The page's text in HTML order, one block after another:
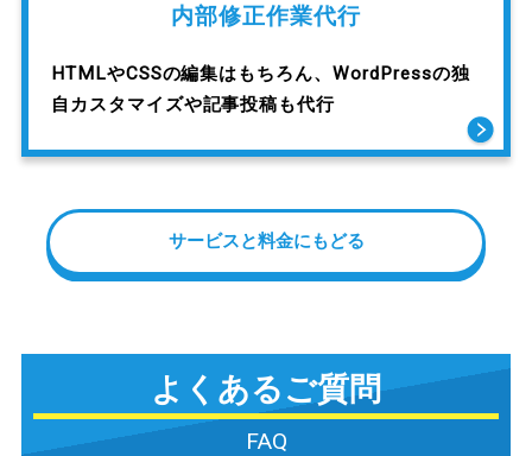
内部修正作業代行
HTMLやCSSの編集はもちろん、WordPressの独
自カスタマイズや記事投稿も代行
サービスと料金にもどる
よくあるご質問
FAQ